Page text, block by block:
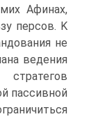
Афинах,
персов. K
не
ведения
пассивной